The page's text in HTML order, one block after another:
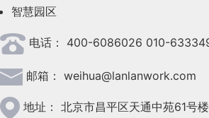
2023年4月(47)
2023年3月(37)
2023年2月(90)
2023年1月(78)
智慧园区
电话： 400-6086026 010-
邮箱： weihua@lanlanwork.com
地址： 北京市昌平区天通中苑61号